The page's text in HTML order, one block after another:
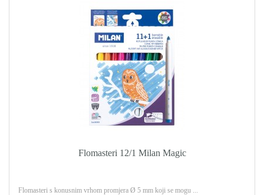
Flomasteri 12/1 Milan Magic
Flomasteri s konusnim vrhom promjera Ø 5 mm koji se mogu ...